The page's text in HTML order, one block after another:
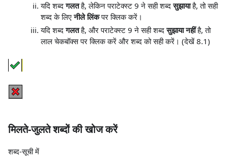
यदि शब्दगलतहै, लेकिन पराटेक्स्ट 9 ने सही शब्दसुझायाहै, तो सही
शब्द के लिएनीले लिंकपर क्लिक करें।
यदि शब्दगलतहै, और पराटेक्स्ट 9 ने सही शब्दसुझाया नहींहै, तो
लाल चेकबॉक्स पर क्लिक करें और शब्द को सही करें। (देखें 8.1)
मिलते-जुलते शब्दों की खोज करें
शब्द-सूची में